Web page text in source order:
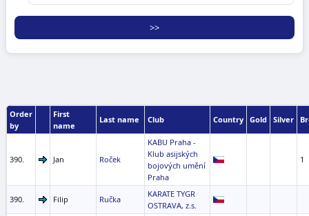
Order
by
First
name
Last name Club Country Gold Silver
390. Jan Roček
KABU Praha -
Klub asijských
bojových umění
Praha
1
390. Filip Ručka
KARATE TYGR
OSTRAVA, z.s.